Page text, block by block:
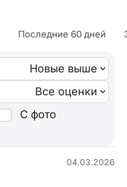
Последние 60 дней
Новые выше
Все оценки
С фото
04.03.2026